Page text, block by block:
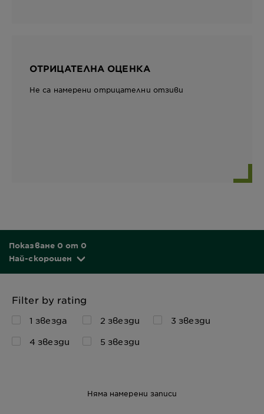
ОТРИЦАТЕЛНА ОЦЕНКА
Не са намерени отрицателни отзиви
Показване 0 от 0
Най-скорошен
Filter by rating
1 звезда 2 звезди
3 звезди
4 звезди
5 звезди
Няма намерени записи